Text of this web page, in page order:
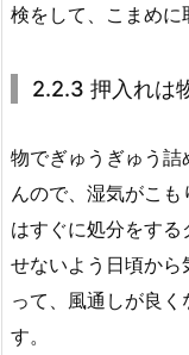
検をして、こまめに
2.2.3 押入れは
物でぎゅうぎゅう
んので、湿気がこ
はすぐに処分をす
せないよう日頃か
って、風通しが良
す。